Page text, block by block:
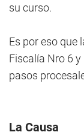
su curso.
Es por eso que
Fiscalía Nro 6
pasos
La Causa